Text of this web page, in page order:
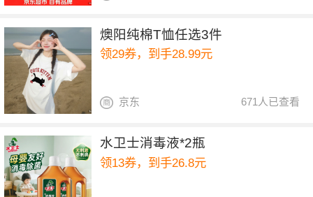
燠阳纯棉T恤任选3件
领29券，到手28.99元
671人已查看
京东
水卫士消毒液*2瓶
领13券，到手26.8元